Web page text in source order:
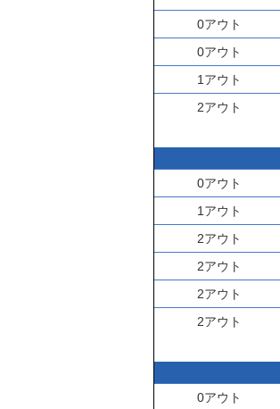
0アウト
0アウト
1アウト
2アウト
0アウト
1アウト
2アウト
2アウト
2アウト
2アウト
0アウト